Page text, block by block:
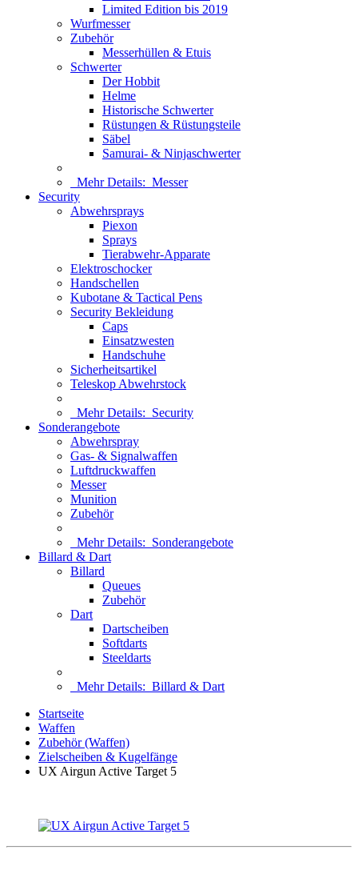
Limited Edition bis 2019
Wurfmesser
Zubehör
Messerhüllen & Etuis
Schwerter
Der Hobbit
Helme
Historische Schwerter
Rüstungen & Rüstungsteile
Säbel
Samurai- & Ninjaschwerter
Mehr Details: Messer
Security
Abwehrsprays
Piexon
Sprays
Tierabwehr-Apparate
Elektroschocker
Handschellen
Kubotane & Tactical Pens
Security Bekleidung
Caps
Einsatzwesten
Handschuhe
Sicherheitsartikel
Teleskop Abwehrstock
Mehr Details: Security
Sonderangebote
Abwehrspray
Gas- & Signalwaffen
Luftdruckwaffen
Messer
Munition
Zubehör
Mehr Details: Sonderangebote
Billard & Dart
Billard
Queues
Zubehör
Dart
Dartscheiben
Softdarts
Steeldarts
Mehr Details: Billard & Dart
Startseite
Waffen
Zubehör (Waffen)
Zielscheiben & Kugelfänge
UX Airgun Active Target 5